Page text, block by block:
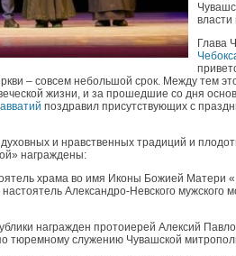
Глава
– совсем небольшой срок. Между тем
жизни, и за прошедшие со дня
поздравил присутствующих с
и нравственных традиций и
награждены:
храма во имя Иконы Божией Матери
Александро-Невского мужского
награжден протоиерей Алексий
тюремному служению Чувашской